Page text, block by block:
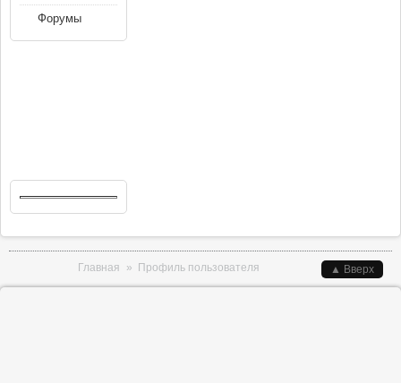
Форумы
Главная » Профиль пользователя ▲ Вверх